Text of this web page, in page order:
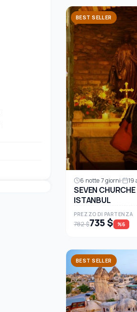
BEST SELLER
6 notte 7 giorni 19
SEVEN
ISTANBUL
PREZZO DI PARTENZA
782 $735 $ %6
BEST SELLER